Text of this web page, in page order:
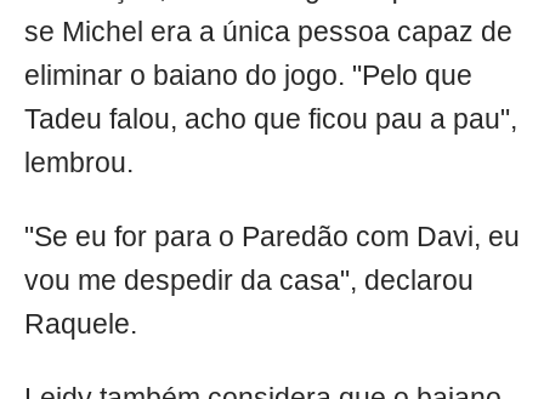
se Michel era a única pessoa capaz de
eliminar o baiano do jogo. "Pelo que
Tadeu falou, acho que ficou pau a pau",
lembrou.
"Se eu for para o Paredão com Davi, eu
vou me despedir da casa", declarou
Raquele.